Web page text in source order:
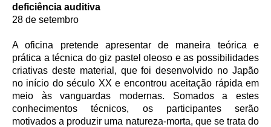
deficiência auditiva
28 de setembro
A oficina pretende apresentar de maneira teórica e
prática a técnica do giz pastel oleoso e as possibilidades
criativas deste material, que foi desenvolvido no Japão
no início do século XX e encontrou aceitação rápida em
meio às vanguardas modernas. Somados a estes
conhecimentos técnicos, os participantes serão
motivados a produzir uma natureza-morta, que se trata do